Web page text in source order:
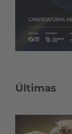
Últimas